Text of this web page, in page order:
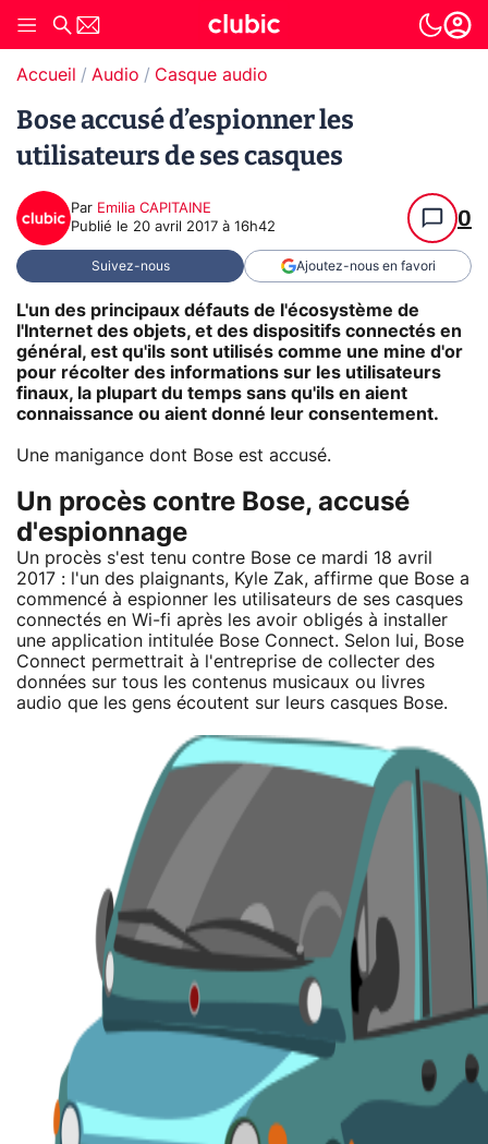
Accueil Audio Casque audio
Bose accusé d’espionner les
utilisateurs de ses casques
Par Emilia CAPITAINE
Publié le 20 avril 2017 à 16h42 0
Suivez-nous Ajoutez-nous en favori
L'un des principaux défauts de l'écosystème de
l'Internet des objets, et des dispositifs connectés en
général, est qu'ils sont utilisés comme une mine d'or
pour récolter des informations sur les utilisateurs
finaux, la plupart du temps sans qu'ils en aient
connaissance ou aient donné leur consentement.
Une manigance dont Bose est accusé.
Un procès contre Bose, accusé
d'espionnage
Un procès s'est tenu contre Bose ce mardi 18 avril
2017 : l'un des plaignants, Kyle Zak, affirme que Bose a
commencé à espionner les utilisateurs de ses casques
connectés en Wi-fi après les avoir obligés à installer
une application intitulée Bose Connect. Selon lui, Bose
Connect permettrait à l'entreprise de collecter des
données sur tous les contenus musicaux ou livres
audio que les gens écoutent sur leurs casques Bose.